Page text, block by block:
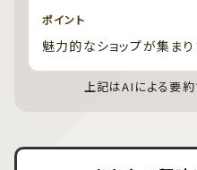
ポイント
魅力的なショップが集まり
上記はAIによる要約